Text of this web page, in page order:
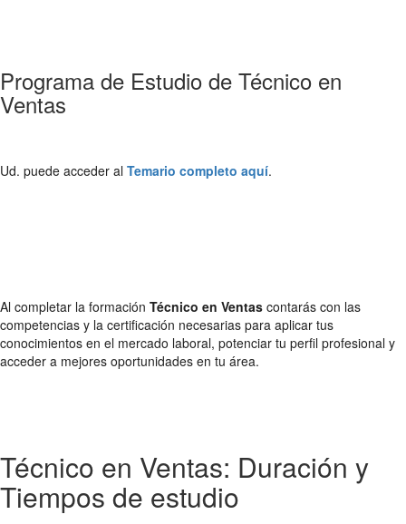
Programa de Estudio de Técnico en
Ventas
Ud. puede acceder al Temario completo aquí.
Al completar la formación Técnico en Ventas contarás con las
competencias y la certificación necesarias para aplicar tus
conocimientos en el mercado laboral, potenciar tu perfil profesional y
acceder a mejores oportunidades en tu área.
Técnico en Ventas: Duración y
Tiempos de estudio